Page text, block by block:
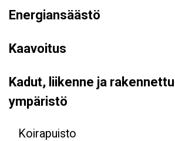
Energiansäästö
Kaavoitus
Kadut, liikenne ja rakennettu
ympäristö
Koirapuisto